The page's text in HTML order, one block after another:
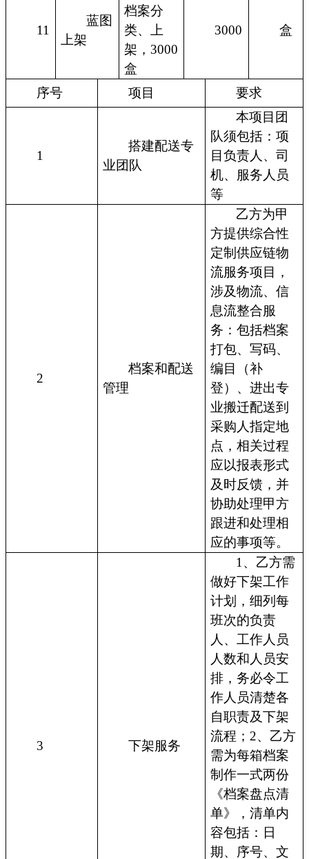
11
蓝图
上架
档案分
类、上
架，3000
盒
3000 盒
序号 项目 要求
1
搭建配送专
业团队
本项目团
队须包括：项
目负责人、司
机、服务人员
等
2
档案和配送
管理
乙方为甲
方提供综合性
定制供应链物
流服务项目，
涉及物流、信
息流整合服
务：包括档案
打包、写码、
编目（补
登）、进出专
业搬迁配送到
采购人指定地
点，相关过程
应以报表形式
及时反馈，并
协助处理甲方
跟进和处理相
应的事项等。
3 下架服务
1、乙方需
做好下架工作
计划，细列每
班次的负责
人、工作人员
人数和人员安
排，务必令工
作人员清楚各
自职责及下架
流程；2、乙方
需为每箱档案
制作一式两份
《档案盘点清
单》，清单内
容包括：日
期、序号、文